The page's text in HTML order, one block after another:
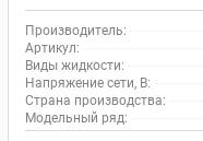
Производитель:
Артикул:
Виды жидкости:
Напряжение сети, В:
Страна производства:
Модельный ряд: